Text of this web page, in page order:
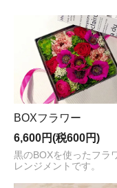
BOXフラワー
6,600円(税600円)
黒のBOXを使ったフラ
レンジメントです。